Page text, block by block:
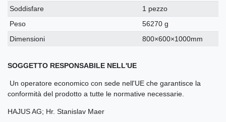
Soddisfare
1 pezzo
Peso
56270 g
Dimensioni
800×600×1000mm
SOGGETTO RESPONSABILE NELL'UE
Un operatore economico con sede nell'UE che garantisce la
conformità del prodotto a tutte le normative necessarie.
HAJUS AG; Hr. Stanislav Maer